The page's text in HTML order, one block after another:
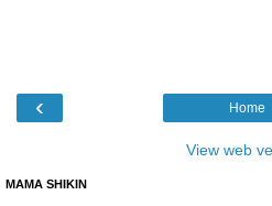
‹ Home
View web
MAMA SHIKIN